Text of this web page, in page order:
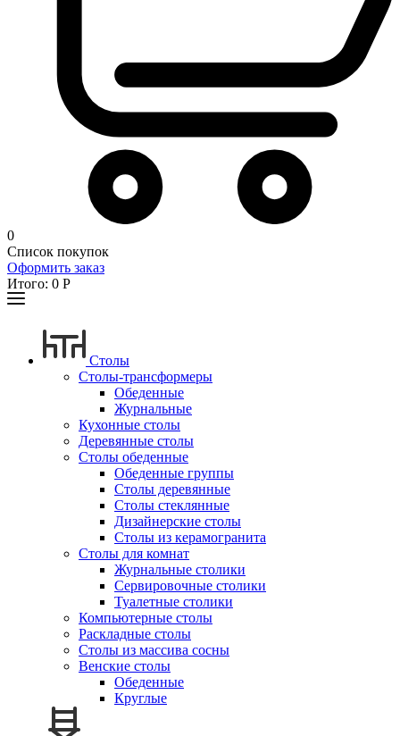
0
Список покупок
Оформить заказ
Итого: 0 Р
Столы
Столы-трансформеры
Обеденные
Журнальные
Кухонные столы
Деревянные столы
Столы обеденные
Обеденные группы
Столы деревянные
Столы стеклянные
Дизайнерские столы
Столы из керамогранита
Столы для комнат
Журнальные столики
Сервировочные столики
Туалетные столики
Компьютерные столы
Раскладные столы
Столы из массива сосны
Венские столы
Обеденные
Круглые